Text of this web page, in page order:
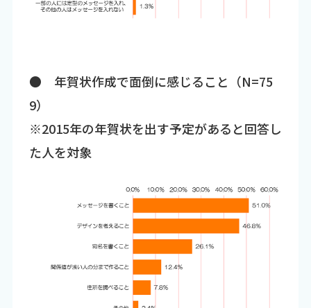
● 年賀状作成で面倒に感じること（N=75
9）
※2015年の年賀状を出す予定があると回答し
た人を対象